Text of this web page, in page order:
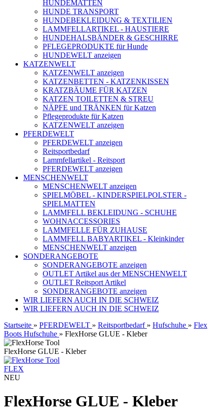
HUNDEMATTEN
HUNDE TRANSPORT
HUNDEBEKLEIDUNG & TEXTILIEN
LAMMFELLARTIKEL - HAUSTIERE
HUNDEHALSBÄNDER & GESCHIRRE
PFLEGEPRODUKTE für Hunde
HUNDEWELT anzeigen
KATZENWELT
KATZENWELT anzeigen
KATZENBETTEN - KATZENKISSEN
KRATZBÄUME FÜR KATZEN
KATZEN TOILETTEN & STREU
NÄPFE und TRÄNKEN für Katzen
Pflegeprodukte für Katzen
KATZENWELT anzeigen
PFERDEWELT
PFERDEWELT anzeigen
Reitsportbedarf
Lammfellartikel - Reitsport
PFERDEWELT anzeigen
MENSCHENWELT
MENSCHENWELT anzeigen
SPIELMÖBEL - KINDERSPIELPOLSTER -
SPIELMATTEN
LAMMFELL BEKLEIDUNG - SCHUHE
WOHNACCESSORIES
LAMMFELLE FÜR ZUHAUSE
LAMMFELL BABYARTIKEL - Kleinkinder
MENSCHENWELT anzeigen
SONDERANGEBOTE
SONDERANGEBOTE anzeigen
OUTLET Artikel aus der MENSCHENWELT
OUTLET Reitsport Artikel
SONDERANGEBOTE anzeigen
WIR LIEFERN AUCH IN DIE SCHWEIZ
WIR LIEFERN AUCH IN DIE SCHWEIZ
Startseite » PFERDEWELT » Reitsportbedarf » Hufschuhe » Flex
Boots Hufschuhe » FlexHorse GLUE - Kleber
FlexHorse GLUE - Kleber
FLEX
NEU
FlexHorse GLUE - Kleber